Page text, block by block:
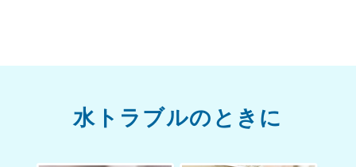
水トラブルのときに